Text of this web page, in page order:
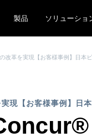
製品
ソリューショ
改革を実現【お客様事例】日本
現【お客様事例】日